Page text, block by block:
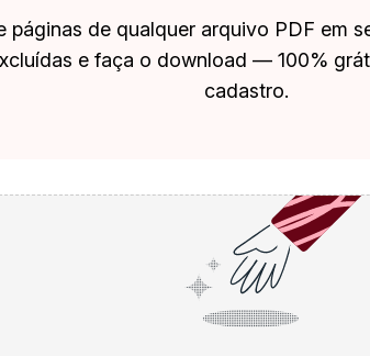
páginas de qualquer arquivo PDF em
e faça o download — 100%
cadastro.